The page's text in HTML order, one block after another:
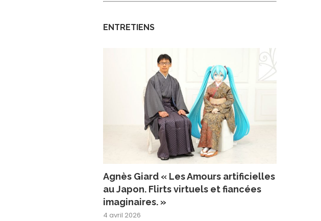
ENTRETIENS
Agnès Giard « Les Amours artificielles
au Japon. Flirts virtuels et fiancées
imaginaires. »
4 avril 2026